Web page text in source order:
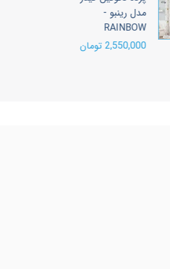
مدل رینبو -
RAINBOW
2,550,000 تومان